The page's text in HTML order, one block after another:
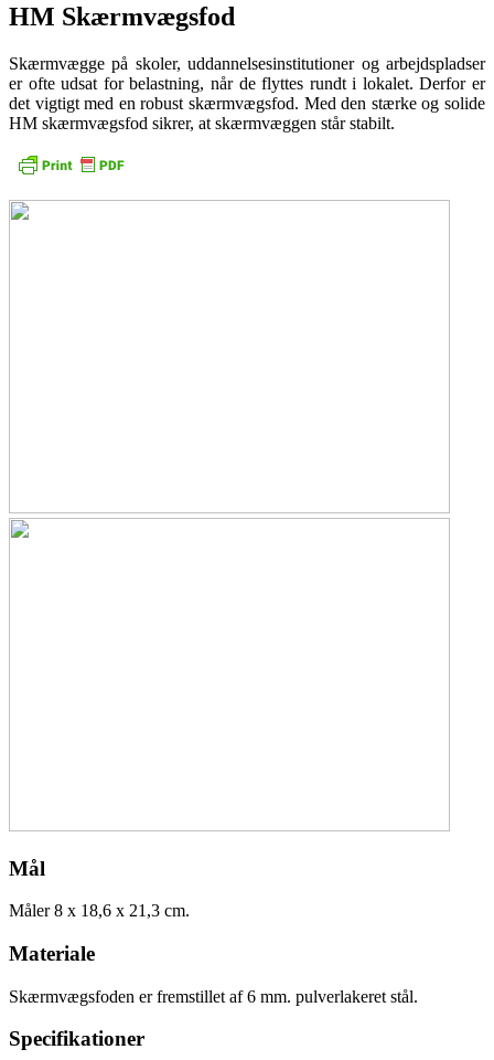
HM Skærmvægsfod
Skærmvægge på skoler, uddannelsesinstitutioner og arbejdspladser
er ofte udsat for belastning, når de flyttes rundt i lokalet. Derfor er
det vigtigt med en robust skærmvægsfod. Med den stærke og solide
HM skærmvægsfod sikrer, at skærmvæggen står stabilt.
Mål
Måler 8 x 18,6 x 21,3 cm.
Materiale
Skærmvægsfoden er fremstillet af 6 mm. pulverlakeret stål.
Specifikationer